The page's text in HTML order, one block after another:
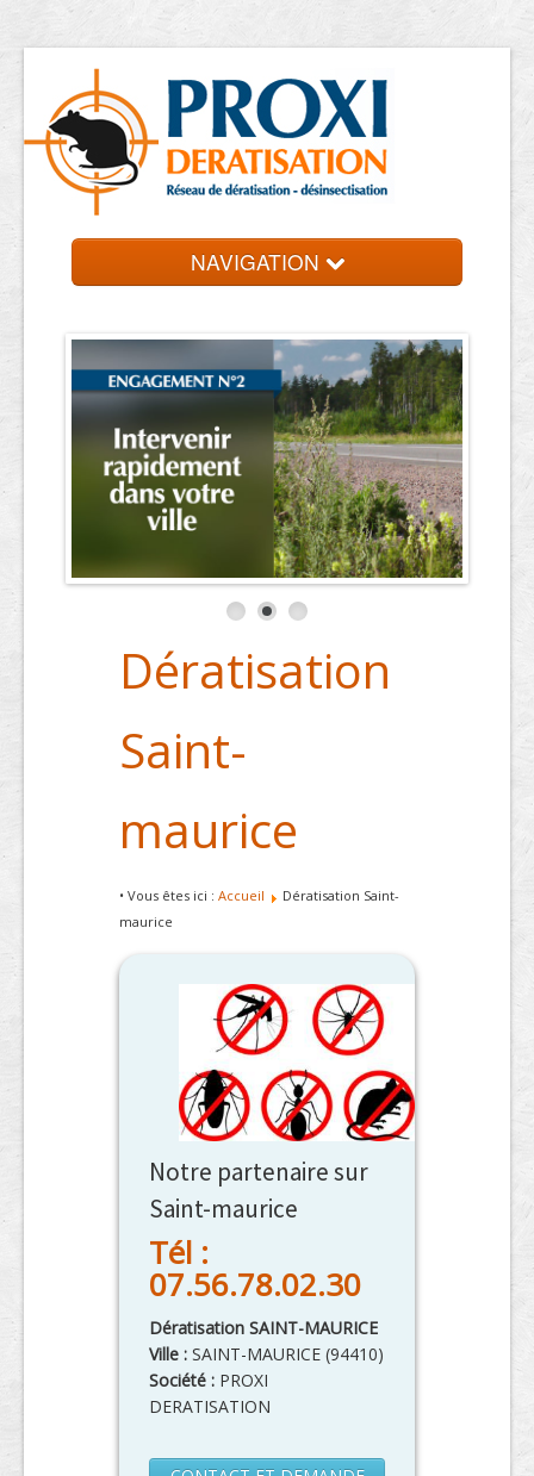
NAVIGATION
Les entreprises
Contact et devis
Dératisation
Saint-
maurice
• Vous êtes ici : Accueil
Dératisation Saint-
maurice
Notre partenaire sur
Saint-maurice
Tél :
07.56.78.02.30
Dératisation SAINT-MAURICE
Ville : SAINT-MAURICE (94410)
Société : PROXI
DERATISATION